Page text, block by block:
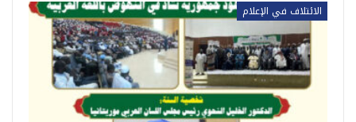
الائتلاف في الإعلام